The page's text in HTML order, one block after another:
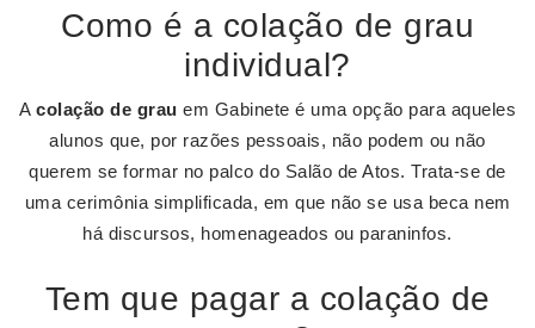
Como é a colação de grau
individual?
A colação de grau em Gabinete é uma opção para aqueles
alunos que, por razões pessoais, não podem ou não
querem se formar no palco do Salão de Atos. Trata-se de
uma cerimônia simplificada, em que não se usa beca nem
há discursos, homenageados ou paraninfos.
Tem que pagar a colação de